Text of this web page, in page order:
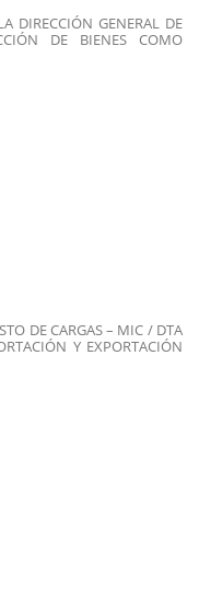
DIRECCIÓN GENERAL DE
DE BIENES COMO
DE CARGAS – MIC / DTA
Y EXPORTACIÓN